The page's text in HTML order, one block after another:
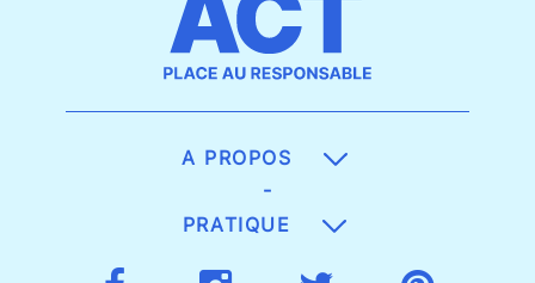
A PROPOS
-
PRATIQUE